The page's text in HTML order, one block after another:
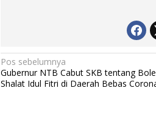
N
a
Pos sebelumnya
Gubernur NTB Cabut SKB tentang
Shalat Idul Fitri di Daerah Bebas